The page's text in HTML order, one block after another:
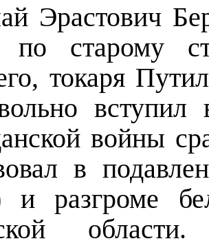
Эрастович
по старому
токаря
войны
в
и разгроме
области.